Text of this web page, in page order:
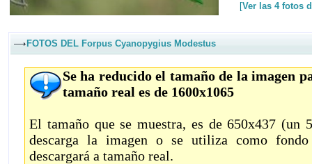
[Ver las 4 fotos
FOTOS DEL Forpus Cyanopygius Modestus
Se ha reducido el tamaño de la imagen
tamaño real es de 1600x1065
El tamaño que se muestra, es de 650x437 (un
descarga la imagen o se utiliza como
descargará a tamaño real.